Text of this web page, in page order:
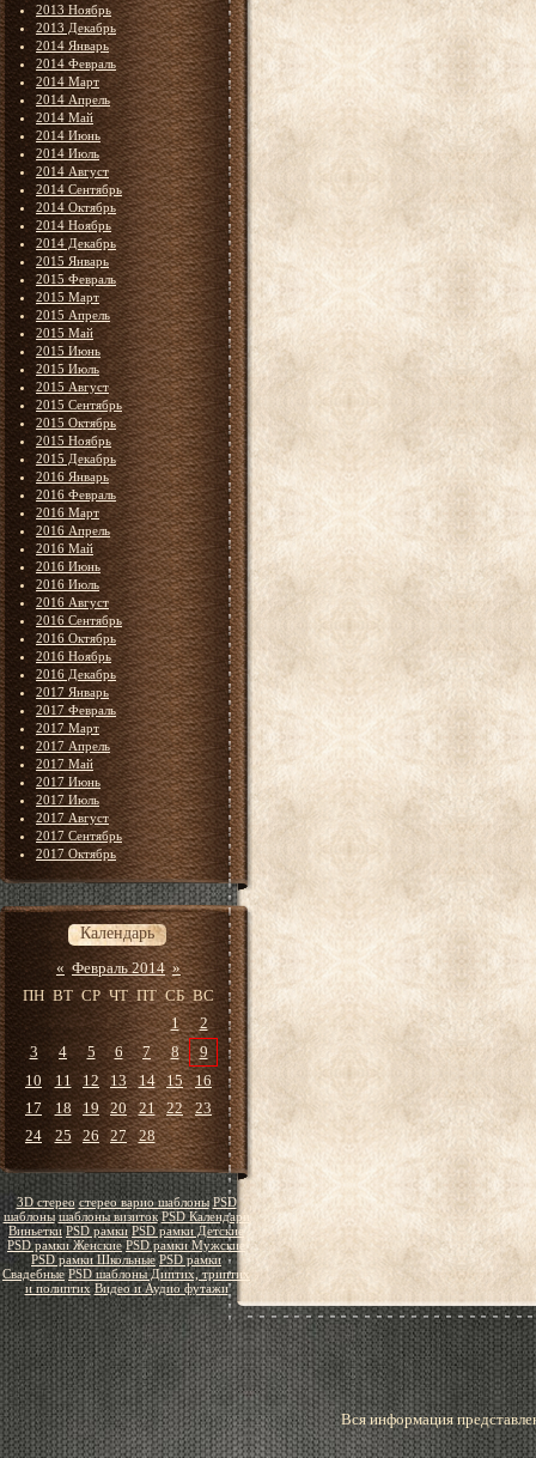
2013 Ноябрь
2013 Декабрь
2014 Январь
2014 Февраль
2014 Март
2014 Апрель
2014 Май
2014 Июнь
2014 Июль
2014 Август
2014 Сентябрь
2014 Октябрь
2014 Ноябрь
2014 Декабрь
2015 Январь
2015 Февраль
2015 Март
2015 Апрель
2015 Май
2015 Июнь
2015 Июль
2015 Август
2015 Сентябрь
2015 Октябрь
2015 Ноябрь
2015 Декабрь
2016 Январь
2016 Февраль
2016 Март
2016 Апрель
2016 Май
2016 Июнь
2016 Июль
2016 Август
2016 Сентябрь
2016 Октябрь
2016 Ноябрь
2016 Декабрь
2017 Январь
2017 Февраль
2017 Март
2017 Апрель
2017 Май
2017 Июнь
2017 Июль
2017 Август
2017 Сентябрь
2017 Октябрь
Календарь
« Февраль 2014 »
ПН ВТ СР ЧТ ПТ СБ ВС
1
2
3
4 5 6 7 8
9
10
11 12 13 14 15
16
17
18 19 20 21 22
23
24
25 26 27 28
3D стерео стерео варио шаблоны PSD
шаблоны шаблоны визиток PSD Календари
Виньетки PSD рамки PSD рамки Детские
PSD рамки Женские PSD рамки Мужские
PSD рамки Школьные PSD рамки
Свадебные PSD шаблоны Диптих, триптих
и полиптих Видео и Аудио футажи
Вся информация